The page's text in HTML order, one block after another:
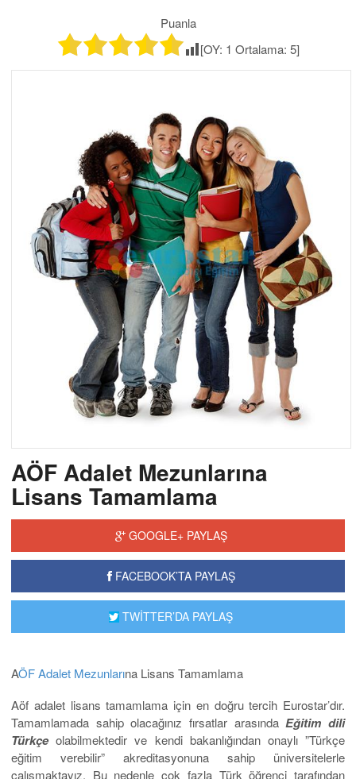
Puanla
[OY: 1 Ortalama: 5]
AÖF Adalet Mezunlarına
Lisans Tamamlama
GOOGLE+ PAYLAŞ
FACEBOOK’TA PAYLAŞ
TWİTTER’DA PAYLAŞ
AÖF Adalet Mezunlarına Lisans Tamamlama
Aöf adalet lisans tamamlama için en doğru tercih Eurostar’dır.
Tamamlamada sahip olacağınız fırsatlar arasında Eğitim dili
Türkçeolabilmektedir ve kendi bakanlığından onaylı ”Türkçe
eğitim verebilir” akreditasyonuna sahip üniversitelerle
çalışmaktayız. Bu nedenle çok fazla Türk öğrenci tarafından